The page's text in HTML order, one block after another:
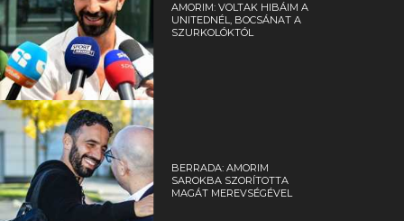
AMORIM: VOLTAK HIBÁIM A
UNITEDNÉL, BOCSÁNAT A
SZURKOLÓKTÓL
BERRADA: AMORIM
SAROKBA SZORÍTOTTA
MAGÁT MEREVSÉGÉVEL